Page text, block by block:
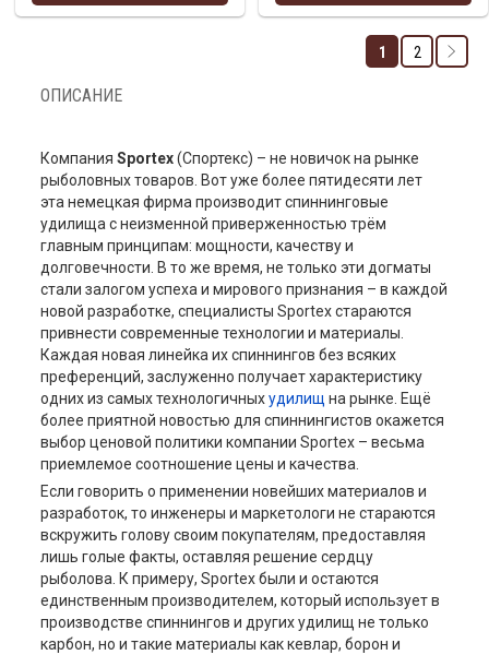
1 2
ОПИСАНИЕ
Компания Sportex(Спортекс) – не новичок на рынке
рыболовных товаров. Вот уже более пятидесяти лет
эта немецкая фирма производит спиннинговые
удилища с неизменной приверженностью трём
главным принципам: мощности, качеству и
долговечности. В то же время, не только эти догматы
стали залогом успеха и мирового признания – в каждой
новой разработке, специалисты Sportex стараются
привнести современные технологии и материалы.
Каждая новая линейка их спиннингов без всяких
преференций, заслуженно получает характеристику
одних из самых технологичныхудилищ на рынке. Ещё
более приятной новостью для спиннингистов окажется
выбор ценовой политики компании Sportex – весьма
приемлемое соотношение цены и качества.
Если говорить о применении новейших материалов и
разработок, то инженеры и маркетологи не стараются
вскружить голову своим покупателям, предоставляя
лишь голые факты, оставляя решение сердцу
рыболова. К примеру, Sportex были и остаются
единственным производителем, который использует в
производстве спиннингов и других удилищ не только
карбон, но и такие материалы как кевлар, борон и